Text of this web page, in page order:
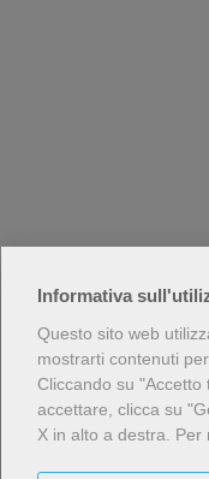
Informativa
Questo sito web
mostrarti contenuti
Cliccando su "Accetto
accettare, clicca su
X in alto a destra. Per